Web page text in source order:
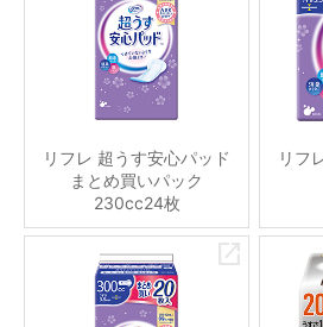
リフレ 超うす安心パッド
まとめ買いパック
230cc24枚
リフ